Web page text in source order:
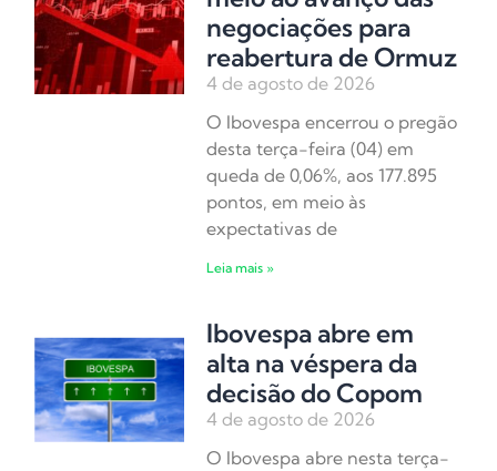
negociações para
reabertura de Ormuz
4 de agosto de 2026
O Ibovespa encerrou o pregão
desta terça-feira (04) em
queda de 0,06%, aos 177.895
pontos, em meio às
expectativas de
Leia mais »
Ibovespa abre em
alta na véspera da
decisão do Copom
4 de agosto de 2026
O Ibovespa abre nesta terça-